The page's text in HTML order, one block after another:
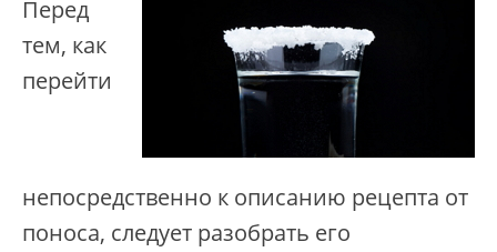
Перед
тем, как
перейти
непосредственно к описанию рецепта от
поноса, следует разобрать его